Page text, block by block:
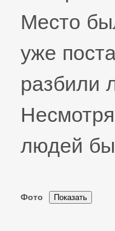
Место
уже
разбили
людей
Фото